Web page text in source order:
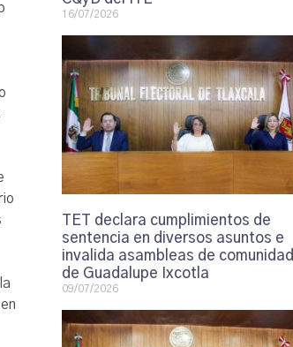
16/07/2026
TET declara cumplimientos de
sentencia en diversos asuntos e
invalida asambleas de comunidad
de Guadalupe Ixcotla
09/07/2026